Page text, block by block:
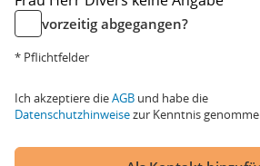
vorzeitig abgegangen?
* Pflichtfelder
Ich akzeptiere dieAGB und habe die
Datenschutzhinweisezur Kenntnis